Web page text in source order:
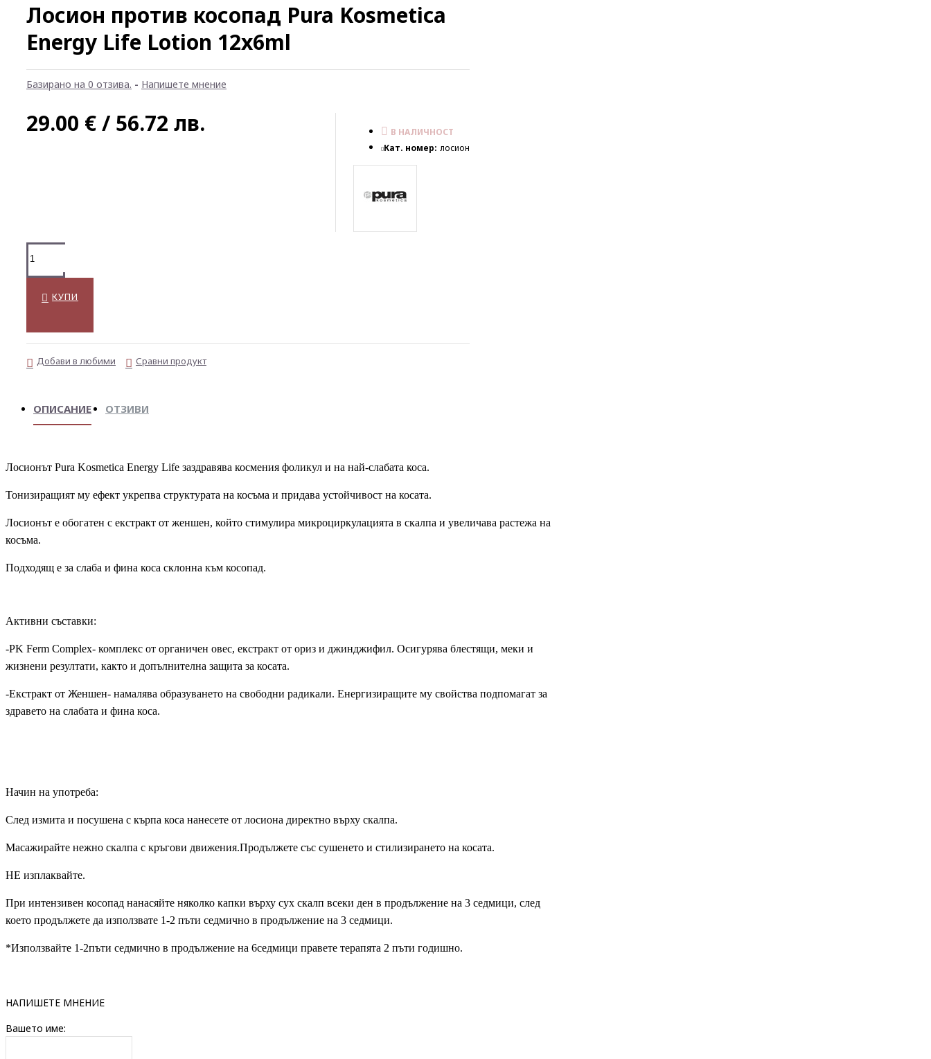
Лосион против косопад Pura Kosmetica
Energy Life Lotion 12x6ml
Базирано на 0 отзива. - Напишете мнение
29.00 € / 56.72 лв.
В НАЛИЧНОСТ
Кат. номер: лосион
КУПИ
Добави в любими Сравни продукт
ОПИСАНИЕ ОТЗИВИ
Лосионът Pura Kosmetica Energy Life заздравява космения фоликул и на най-слабата коса.
Тонизиращият му ефект укрепва структурата на косъма и придава устойчивост на косата.
Лосионът е обогатен с екстракт от женшен, който стимулира микроциркулацията в скалпа и увеличава растежа на
косъма.
Подходящ е за слаба и фина коса склонна към косопад.
Активни съставки:
-PK Ferm Complex- комплекс от органичен овес, екстракт от ориз и джинджифил. Осигурява блестящи, меки и
жизнени резултати, както и допълнителна защита за косата.
-Екстракт от Женшен- намалява образуването на свободни радикали. Енергизиращите му свойства подпомагат за
здравето на слабата и фина коса.
Начин на употреба:
След измита и посушена с кърпа коса нанесете от лосиона директно върху скалпа.
Масажирайте нежно скалпа с кръгови движения.Продължете със сушенето и стилизирането на косата.
НЕ изплаквайте.
При интензивен косопад нанасяйте няколко капки върху сух скалп всеки ден в продължение на 3 седмици, след
което продължете да използвате 1-2 пъти седмично в продължение на 3 седмици.
*Използвайте 1-2пъти седмично в продължение на 6седмици правете терапята 2 пъти годишно.
НАПИШЕТЕ МНЕНИЕ
Вашето име: